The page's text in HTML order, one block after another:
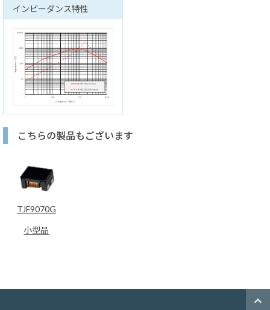
インピーダンス特性
こちらの製品もございます
TJF9070G
小型品
expand_less